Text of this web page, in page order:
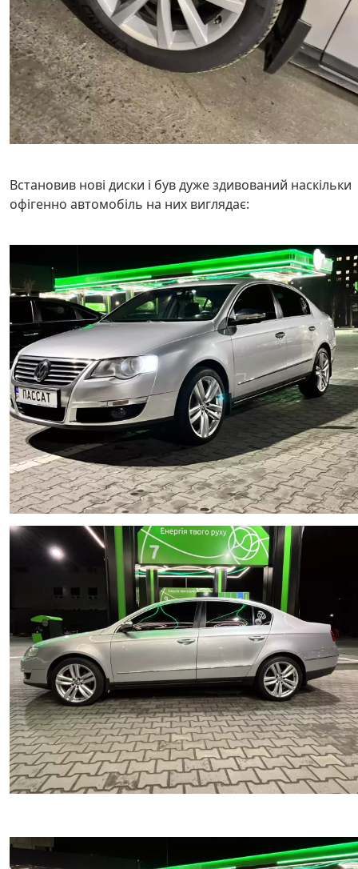
Встановив нові диски і був дуже здивований наскільки
офігенно автомобіль на них виглядає: